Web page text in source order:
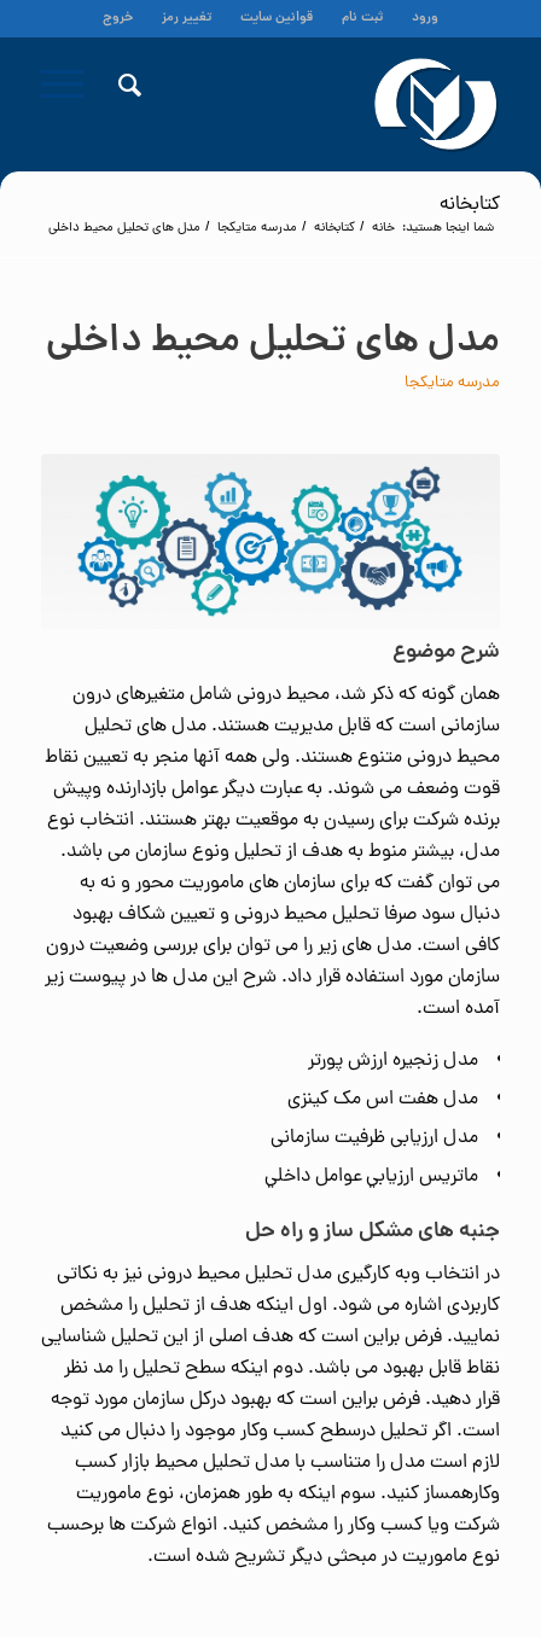
ورود ثبت نام قوانین سایت تغییر رمز خروج
کتابخانه
شما اینجا هستید: خانه / کتابخانه / مدرسه متایکجا / مدل های تحلیل محیط داخلی
مدل های تحلیل محیط داخلی
مدرسه متایکجا
شرح موضوع
همان گونه که ذکر شد، محیط درونی شامل متغیرهای درون
سازمانی است که قابل مدیریت هستند. مدل های تحلیل
محیط درونی متنوع هستند. ولی همه آنها منجر به تعیین نقاط
قوت وضعف می شوند. به عبارت دیگر عوامل بازدارنده وپیش
برنده شرکت برای رسیدن به موقعیت بهتر هستند. انتخاب نوع
مدل، بیشتر منوط به هدف از تحلیل ونوع سازمان می باشد.
می توان گفت که برای سازمان های ماموریت محور و نه به
دنبال سود صرفا تحلیل محیط درونی و تعیین شکاف بهبود
کافی است. مدل های زیر را می توان برای بررسی وضعیت درون
سازمان مورد استفاده قرار داد. شرح این مدل ها در پیوست زیر
آمده است.
مدل زنجیره ارزش پورتر
مدل هفت اس مک کینزی
مدل ارزیابی ظرفیت سازمانی
ماتريس ارزيابي عوامل داخلي
جنبه های مشکل ساز و راه حل
در انتخاب وبه کارگیری مدل تحلیل محیط درونی نیز به نکاتی
کاربردی اشاره می شود. اول اینکه هدف از تحلیل را مشخص
نمایید. فرض براین است که هدف اصلی از این تحلیل شناسایی
نقاط قابل بهبود می باشد. دوم اینکه سطح تحلیل را مد نظر
قرار دهید. فرض براین است که بهبود درکل سازمان مورد توجه
است. اگر تحلیل درسطح کسب وکار موجود را دنبال می کنید
لازم است مدل را متناسب با مدل تحلیل محیط بازار کسب
وکارهمساز کنید. سوم اینکه به طور همزمان، نوع ماموریت
شرکت ویا کسب وکار را مشخص کنید. انواع شرکت ها برحسب
نوع ماموریت در مبحثی دیگر تشریح شده است.